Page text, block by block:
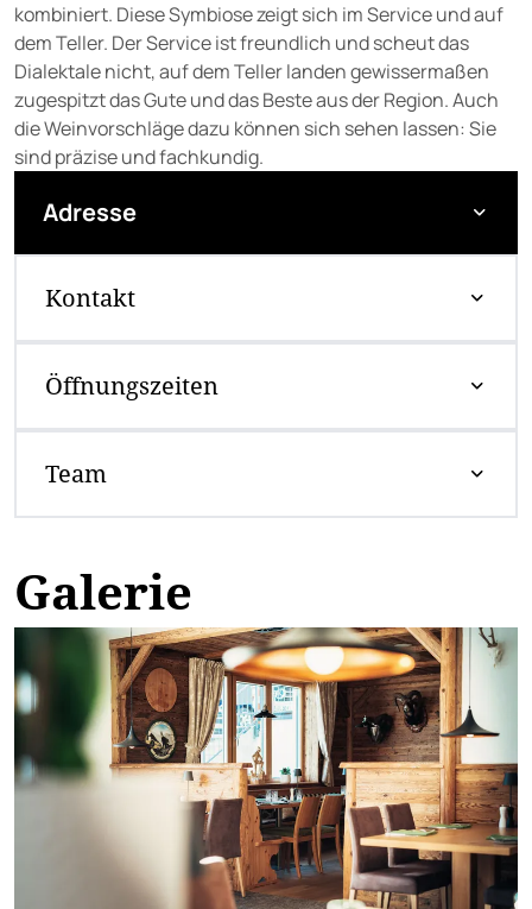
kombiniert. Diese Symbiose zeigt sich im Service und auf
dem Teller. Der Service ist freundlich und scheut das
Dialektale nicht, auf dem Teller landen gewissermaßen
zugespitzt das Gute und das Beste aus der Region. Auch
die Weinvorschläge dazu können sich sehen lassen: Sie
sind präzise und fachkundig.
Adresse
Kontakt
Öffnungszeiten
Team
Galerie